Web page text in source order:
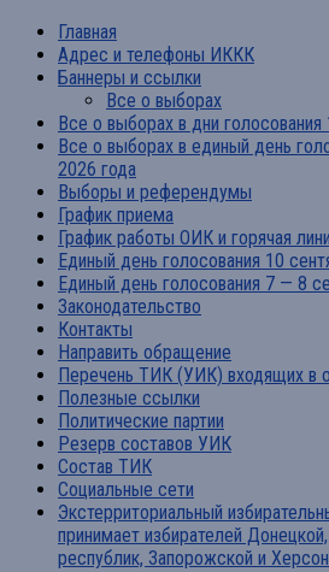
Главная
Адрес и телефоны ИККК
Баннеры и ссылки
Все о выборах
Все о выборах в дни
Все о выборах в единый день
2026 года
Выборы и референдумы
График приема
График работы ОИК и горячая
Единый день голосования 10
Единый день голосования 7 — 8
Законодательство
Контакты
Направить обращение
Перечень ТИК (УИК) входящих в
Полезные ссылки
Политические партии
Резерв составов УИК
Состав ТИК
Социальные сети
Экстерриториальный
принимает избирателей
республик, Запорожской и